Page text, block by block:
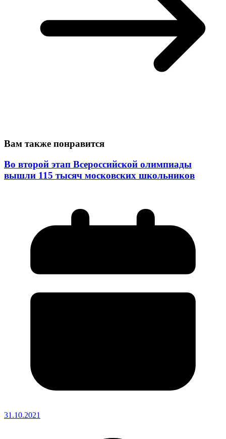
Вам также понравится
Во второй этап Всероссийской олимпиады
вышли 115 тысяч московских школьников
31.10.2021